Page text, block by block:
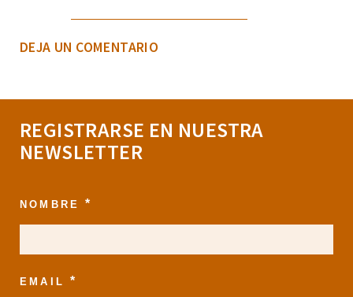
DEJA UN COMENTARIO
REGISTRARSE EN NUESTRA
NEWSLETTER
NOMBRE*
EMAIL*